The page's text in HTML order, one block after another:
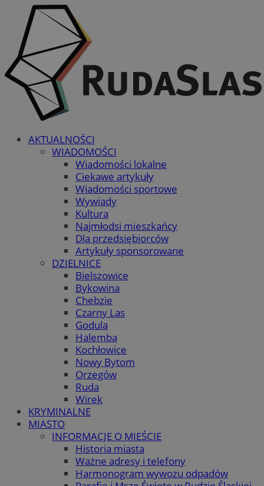
AKTUALNOŚCI
WIADOMOŚCI
Wiadomości lokalne
Ciekawe artykuły
Wiadomości sportowe
Wywiady
Kultura
Najmłodsi mieszkańcy
Dla przedsiębiorców
Artykuły sponsorowane
DZIELNICE
Bielszowice
Bykowina
Chebzie
Czarny Las
Godula
Halemba
Kochłowice
Nowy Bytom
Orzegów
Ruda
Wirek
KRYMINALNE
MIASTO
INFORMACJE O MIEŚCIE
Historia miasta
Ważne adresy i telefony
Harmonogram wywozu odpadów